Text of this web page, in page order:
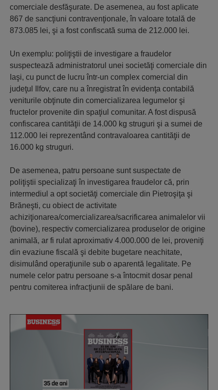
comerciale desfăşurate. De asemenea, au fost aplicate
867 de sancţiuni contravenţionale, în valoare totală de
873.085 lei, şi a fost confiscată suma de 212.000 lei.
Un exemplu: poliţiştii de investigare a fraudelor
suspectează administratorul unei societăţi comerciale din
Iaşi, cu punct de lucru într-un complex comercial din
judeţul Ilfov, care nu a înregistrat în evidenţa contabilă
veniturile obţinute din comercializarea legumelor şi
fructelor provenite din spaţiul comunitar. A fost dispusă
confiscarea cantităţii de 14.000 kg struguri şi a sumei de
112.000 lei reprezentând contravaloarea cantităţii de
16.000 kg struguri.
De asemenea, patru persoane sunt suspectate de
poliţiştii specializaţi în investigarea fraudelor că, prin
intermediul a opt societăţi comerciale din Pietroşiţa şi
Brăneşti, cu obiect de activitate
achiziţionarea/comercializarea/sacrificarea animalelor vii
(bovine), respectiv comercializarea produselor de origine
animală, ar fi rulat aproximativ 4.000.000 de lei, proveniţi
din evaziune fiscală şi debite bugetare neachitate,
disimulând operaţiunile sub o aparentă legalitate. Pe
numele celor patru persoane s-a întocmit dosar penal
pentru comiterea infracţiunii de spălare de bani.